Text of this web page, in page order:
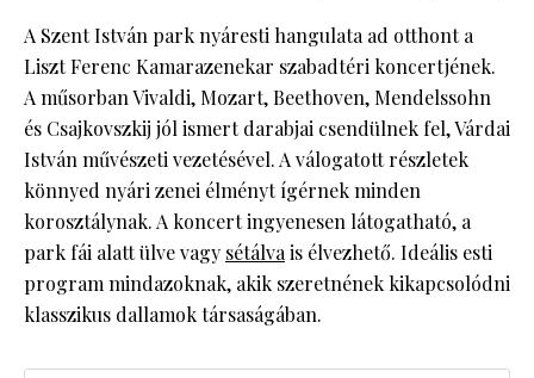
A Szent István park nyáresti hangulata ad otthont a
Liszt Ferenc Kamarazenekar szabadtéri koncertjének.
A műsorban Vivaldi, Mozart, Beethoven, Mendelssohn
és Csajkovszkij jól ismert darabjai csendülnek fel, Várdai
István művészeti vezetésével. A válogatott részletek
könnyed nyári zenei élményt ígérnek minden
korosztálynak. A koncert ingyenesen látogatható, a
park fái alatt ülve vagy sétálvais élvezhető. Ideális esti
program mindazoknak, akik szeretnének kikapcsolódni
klasszikus dallamok társaságában.